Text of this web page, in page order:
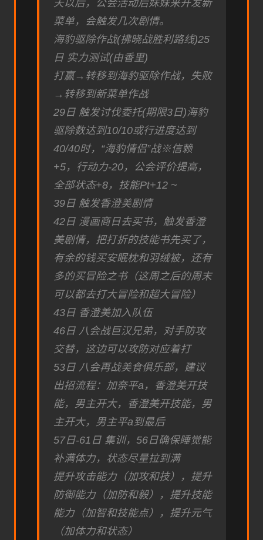
天以后，公会活动后妹妹来开发新
菜单，会触发几次剧情。
海豹驱除作战(拂晓战胜利路线)25
日 实力测试(由香里)
打赢→转移到海豹驱除作战，失败
→转移到新菜单作战
29日 触发讨伐委托(期限3日)海豹
驱除数达到10/10或行进度达到
40/40时，“海豹情侣”战※信赖
+5，行动力-20，公会评价提高，
全部状态+8，技能Pt+12 ~
39日 触发香澄美剧情
42日 漫画商日去买书，触发香澄
美剧情，把打折的技能书先买了，
有余的钱买安眠枕和羽绒被，还有
多的买冒险之书（这周之后的周末
可以都去打大冒险和超大冒险）
43日 香澄美加入队伍
46日 八会战巨汉兄弟，对手防攻
交替，这边可以攻防对应着打
53日 八会再战美食俱乐部，建议
出招流程：加奈平a，香澄美开技
能，男主开大，香澄美开技能，男
主开大，男主平a到最后
57日-61日 集训，56日确保睡觉能
补满体力，状态尽量拉到满
提升攻击能力（加攻和技），提升
防御能力（加防和毅），提升技能
能力（加智和技能点），提升元气
（加体力和状态）